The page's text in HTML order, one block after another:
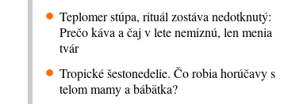
Teplomer stúpa, rituál zostáva nedotknutý:
Prečo káva a čaj v lete nemiznú, len menia
tvár
Tropické šestonedelie. Čo robia horúčavy s
telom mamy a bábätka?